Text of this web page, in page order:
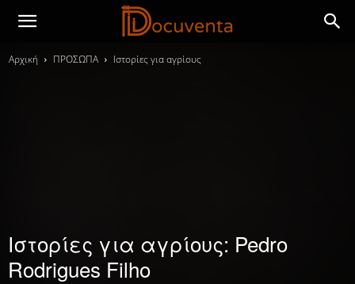
Αρχική ΠΡΟΣΩΠΑ Ιστορίες για αγρίους
Ιστορίες για αγρίους: Pedro
Rodrigues Filho